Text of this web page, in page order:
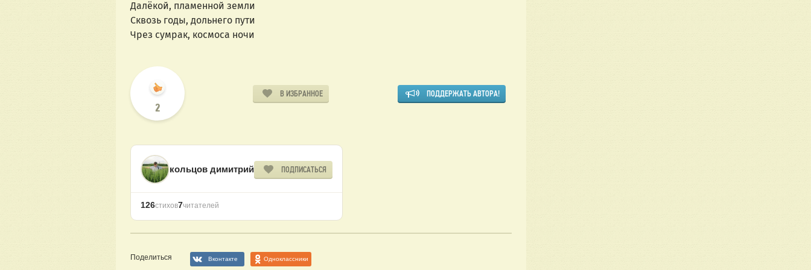
Далёкой, пламенной земли
Сквозь годы, дольнего пути
Чрез сумрак, космоса ночи
2
В ИЗБРАННОЕ ПОДДЕРЖАТЬ АВТОРА!
кольцов димитрий ПОДПИСАТЬСЯ
126стихов7читателей
Поделиться Вконтакте Одноклассники